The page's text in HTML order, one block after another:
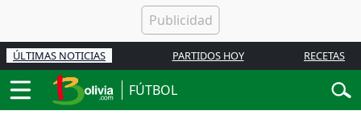
ÚLTIMAS NOTICIAS PARTIDOS HOY RECETAS
FÚTBOL